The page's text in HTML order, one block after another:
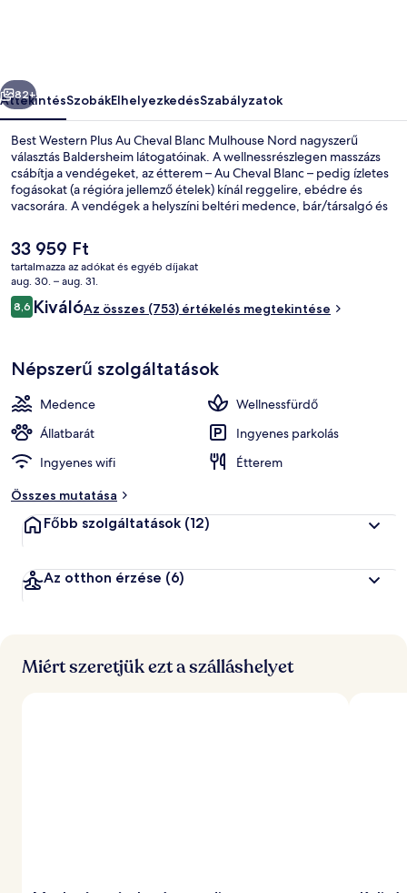
Nord
képgalériája
Következő
82+
ÁttekintésSzobákElhelyezkedésSzabályzatok
Best Western Plus Au Cheval Blanc Mulhouse Nord nagyszerű
választás Baldersheim látogatóinak. A wellnessrészlegen masszázs
csábítja a vendégeket, az étterem – Au Cheval Blanc – pedig ízletes
fogásokat (a régióra jellemző ételek) kínál reggelire, ebédre és
vacsorára. A vendégek a helyszíni beltéri medence, bár/társalgó és
A
jelenlegi
ár
33 959 Ft
33 959 Ft
tartalmazza az adókat és egyéb díjakat
aug. 30. – aug. 31.
Értékelések
8,68,6 ennyiből: 10
KiválóAz összes (753) értékelés megtekintése
Népszerű szolgáltatások
Medence
Wellnessfürdő
Állatbarát
Ingyenes parkolás
Ingyenes wifi
Étterem
Összes mutatása
Főbb szolgáltatások (12)
Az otthon érzése (6)
Miért szeretjük ezt a szálláshelyet